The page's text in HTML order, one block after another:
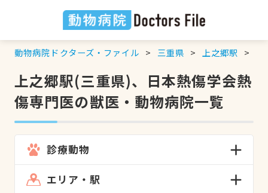
動物病院ドクターズ・ファイル 三重県 上之郷駅
上之郷駅(三重県)、日本熱傷学会熱
傷専門医の獣医・動物病院一覧
診療動物
エリア・駅